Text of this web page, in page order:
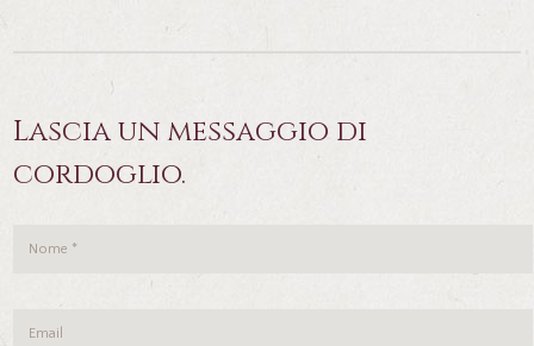
Lascia un messaggio di
cordoglio.